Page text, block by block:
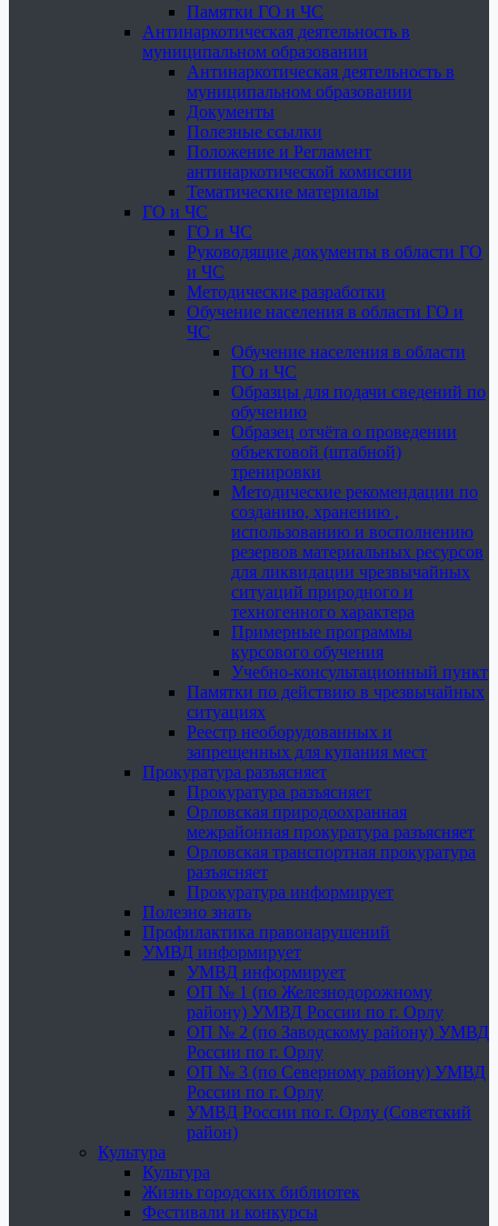
Памятки ГО и ЧС
Антинаркотическая деятельность в
муниципальном образовании
Антинаркотическая деятельность в
муниципальном образовании
Документы
Полезные ссылки
Положение и Регламент
антинаркотической комиссии
Тематические материалы
ГО и ЧС
ГО и ЧС
Руководящие документы в области ГО
и ЧС
Методические разработки
Обучение населения в области ГО и
ЧС
Обучение населения в области
ГО и ЧС
Образцы для подачи сведений по
обучению
Образец отчёта о проведении
объектовой (штабной)
тренировки
Методические рекомендации по
созданию, хранению ,
использованию и восполнению
резервов материальных ресурсов
для ликвидации чрезвычайных
ситуаций природного и
техногенного характера
Примерные программы
курсового обучения
Учебно-консультационный пункт
Памятки по действию в чрезвычайных
ситуациях
Реестр необорудованных и
запрещенных для купания мест
Прокуратура разъясняет
Прокуратура разъясняет
Орловская природоохранная
межрайонная прокуратура разъясняет
Орловская транспортная прокуратура
разъясняет
Прокуратура информирует
Полезно знать
Профилактика правонарушений
УМВД информирует
УМВД информирует
ОП № 1 (по Железнодорожному
району) УМВД России по г. Орлу
ОП № 2 (по Заводскому району) УМВД
России по г. Орлу
ОП № 3 (по Северному району) УМВД
России по г. Орлу
УМВД России по г. Орлу (Советский
район)
Культура
Культура
Жизнь городских библиотек
Фестивали и конкурсы